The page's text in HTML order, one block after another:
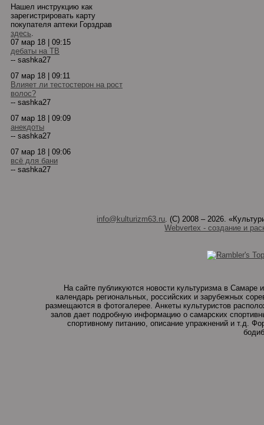
Нашел инструкцию как
зарегистрировать карту
покупателя аптеки Горздрав
здесь.
07 мар 18 | 09:15
дебаты на ТВ
-- sashka27
07 мар 18 | 09:11
Влияет ли тестостерон на рост
волос?
-- sashka27
07 мар 18 | 09:09
анекдоты
-- sashka27
07 мар 18 | 09:06
всё для бани
-- sashka27
info@kulturizm63.ru. (C) 2008 – 2026.
Webvertex - создание и
На сайте публикуются новости культуризма в
календарь региональных, российских и зарубежных
размещаются в фотогалерее. Анкеты культуристов
залов дает подробную информацию о самарских
спортивному питанию, описание упражнений и т.д.